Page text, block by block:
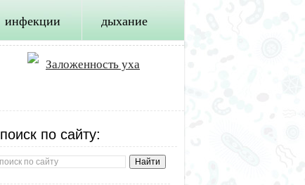
инфекции дыхание
Заложенность уха
поиск по сайту: